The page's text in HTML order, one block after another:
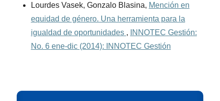
Lourdes Vasek, Gonzalo Blasina, Mención en
equidad de género. Una herramienta para la
igualdad de oportunidades ,
INNOTEC Gestión:
No. 6 ene-dic (2014): INNOTEC Gestión